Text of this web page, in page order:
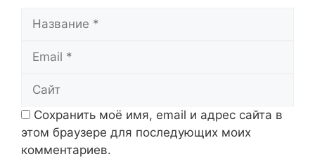
Сохранить моё имя, email и адрес сайта в
этом браузере для последующих моих
комментариев.